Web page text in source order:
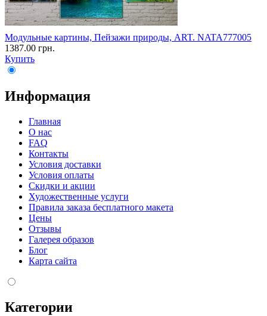
Модульные картины, Пейзажи природы, ART. NATA777005
1387.00 грн.
Купить
Информация
Главная
О нас
FAQ
Контакты
Условия доставки
Условия оплаты
Скидки и акции
Художественные услуги
Правила заказа бесплатного макета
Цены
Отзывы
Галерея образов
Блог
Карта сайта
Категории